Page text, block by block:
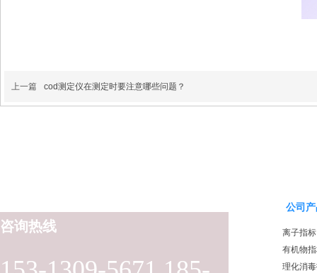
上一篇 cod测定仪在测定时要注意哪些问题？
咨询热线
公司
离子指标
有机物
理化消